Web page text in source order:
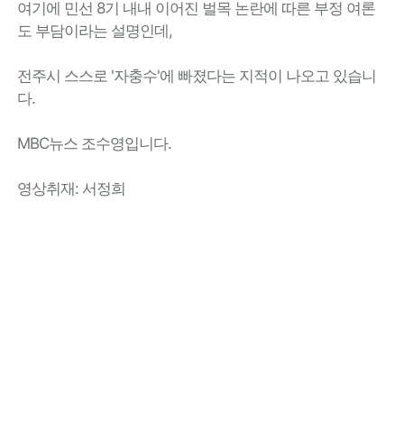
여기에 민선 8기 내내 이어진 벌목 논란에 따른 부정 여론
도 부담이라는 설명인데,
전주시 스스로 '자충수'에 빠졌다는 지적이 나오고 있습니
다.
MBC뉴스 조수영입니다.
영상취재: 서정희